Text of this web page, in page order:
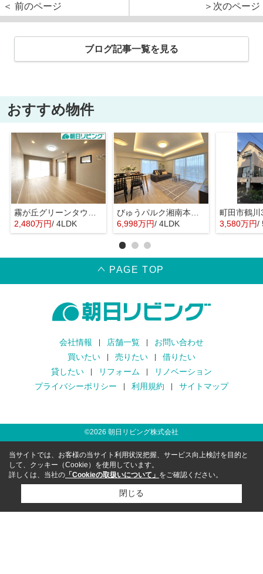
＜ 前のページ ＞次のページ
ブログ記事一覧を見る
おすすめ物件
2,480万円/ 4LDK
6,998万円/ 4LDK 3,580万円/
PAGE TOP
会社情報 店舗一覧
お問い合わせ
買いたい
売りたい
借りたい
貸したい
リフォーム
リノベーション
プライバシーポリシー
利用規約 サイトマップ
©2026 朝日リビング株式会社
当サイトでは、お客様の当サイト利用状況把握、サービス向上検討を目的と
して、クッキー（Cookie）を使用しています。
詳しくは、当社の 「Cookieの取扱いについて」 をご確認ください。
閉じる